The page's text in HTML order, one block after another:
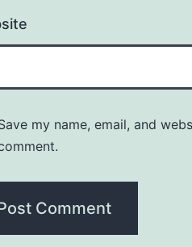
my name, email, and